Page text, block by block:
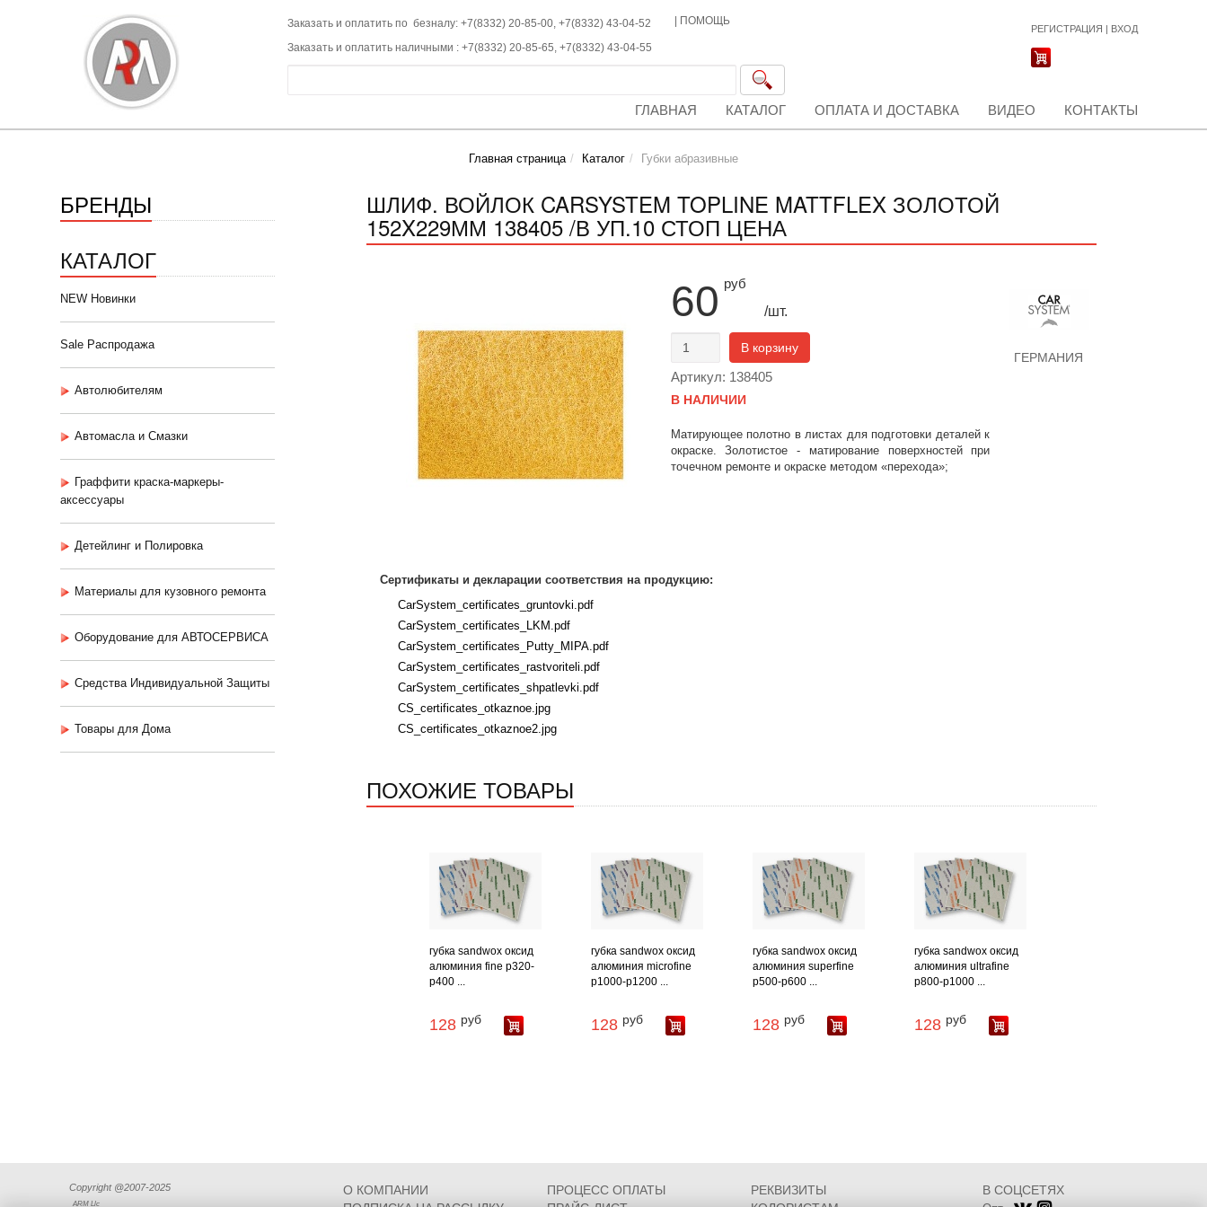
Заказать и оплатить по безналу: +7(8332) 20-85-00, +7(8332) 43-04-52
Заказать и оплатить наличными : +7(8332) 20-85-65, +7(8332) 43-04-55
ПОМОЩЬ
РЕГИСТРАЦИЯ | ВХОД
ГЛАВНАЯ КАТАЛОГ ОПЛАТА И ДОСТАВКА ВИДЕО КОНТАКТЫ
Главная страница Каталог Губки абразивные
БРЕНДЫ
КАТАЛОГ
NEW Новинки
Sale Распродажа
Автолюбителям
Автомасла и Смазки
Граффити краска-маркеры-
аксессуары
Детейлинг и Полировка
Материалы для кузовного ремонта
Оборудование для АВТОСЕРВИСА
Средства Индивидуальной Защиты
Товары для Дома
ШЛИФ. ВОЙЛОК CARSYSTEM TOPLINE MATTFLEX ЗОЛОТОЙ
152X229ММ 138405 /В УП.10 СТОП ЦЕНА
60 руб
/шт.
В корзину
Артикул: 138405
В НАЛИЧИИ
Матирующее полотно в листах для подготовки деталей к
окраске. Золотистое - матирование поверхностей при
точечном ремонте и окраске методом «перехода»;
ГЕРМАНИЯ
Сертификаты и декларации соответствия на продукцию:
CarSystem_certificates_gruntovki.pdf
CarSystem_certificates_LKM.pdf
CarSystem_certificates_Putty_MIPA.pdf
CarSystem_certificates_rastvoriteli.pdf
CarSystem_certificates_shpatlevki.pdf
CS_certificates_otkaznoe.jpg
CS_certificates_otkaznoe2.jpg
ПОХОЖИЕ ТОВАРЫ
губка sandwox оксид
алюминия fine p320-
p400 ...
128 руб
губка sandwox оксид
алюминия microfine
p1000-p1200 ...
128 руб
губка sandwox оксид
алюминия superfine
p500-p600 ...
128 руб
губка sandwox оксид
алюминия ultrafine
p800-p1000 ...
128 руб
Copyright @2007-2025
ARM Llc
О КОМПАНИИ ПРОЦЕСС ОПЛАТЫ
РЕКВИЗИТЫ
В СОЦСЕТЯХ